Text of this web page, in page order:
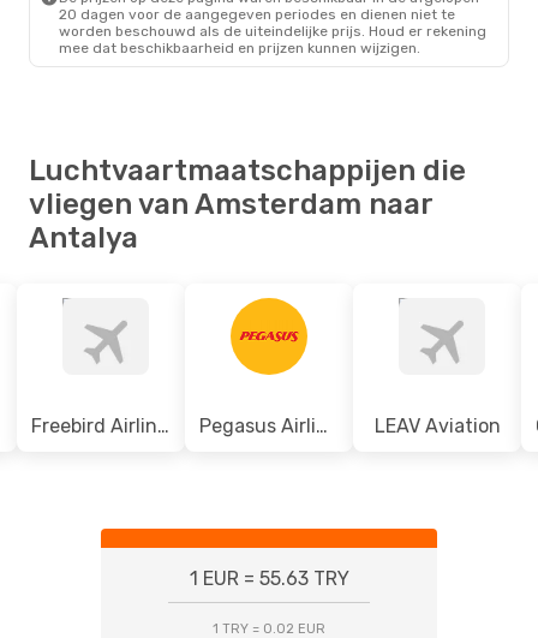
20 dagen voor de aangegeven periodes en dienen niet te
worden beschouwd als de uiteindelijke prijs. Houd er rekening
mee dat beschikbaarheid en prijzen kunnen wijzigen.
Luchtvaartmaatschappijen die
vliegen van Amsterdam naar
Antalya
Freebird Airlines Pegasus Airlines LEAV Aviation
1 EUR = 55.63 TRY
1 TRY = 0.02 EUR